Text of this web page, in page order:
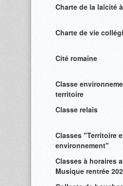
Charte de la laïcité
Charte de vie
Cité romaine
Classe
territoire
Classe relais
Classes "Territoire
environnement"
Classes à horaires
Musique rentrée